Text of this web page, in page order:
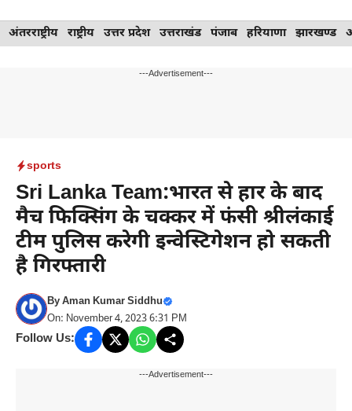
Skip
to
अंतरराष्ट्रीय राष्ट्रीय उत्तर प्रदेश उत्तराखंड पंजाब हरियाणा झारखण्ड
---Advertisement---
sports
Sri Lanka Team:भारत से हार के बाद
मैच फिक्सिंग के चक्कर में फंसी श्रीलंकाई
टीम पुलिस करेगी इन्वेस्टिगेशन हो सकती
है गिरफ्तारी
ByAman Kumar Siddhu
On: November 4, 2023 6:31 PM
Follow Us:
---Advertisement---